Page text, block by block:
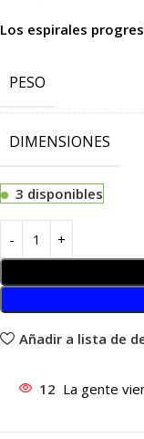
Los espirales
PESO
DIMENSIONES
3 disponibles
Añadir a lista de
12 La gente